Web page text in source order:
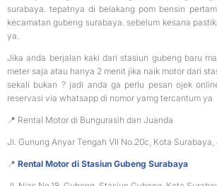
surabaya. tepatnya di belakang pom bensin
kecamatan gubeng surabaya. sebelum kesana
ya.
Jika anda berjalan kaki dari stasiun gubeng baru
meter saja atau hanya 2 menit jika naik motor dari
sekali bukan ? jadi anda ga perlu pesan ojek
reservasi via whatsapp di nomor yamg tercantum ya
📍 Rental Motor di Bungurasih dan Juanda
Jl. Gunung Anyar Tengah VII No.20c, Kota
📍 Rental Motor di Stasiun Gubeng Surabaya